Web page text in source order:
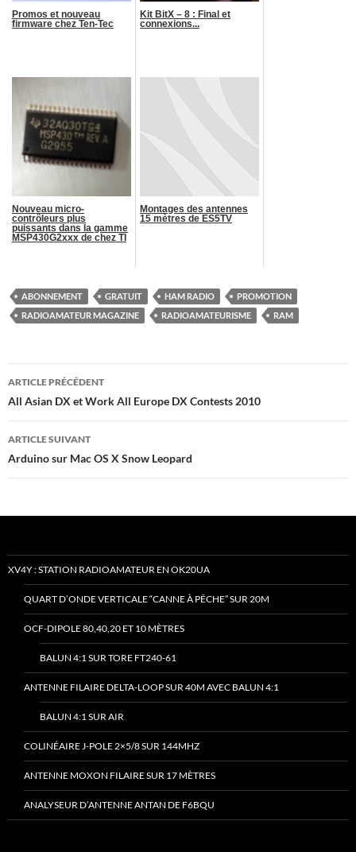
Promos et nouveau
firmware chez Ten-Tec
Kit BitX – 8 : Final et
connexions...
Nouveau micro-
contrôleurs plus
puissants dans la gamme
MSP430G2xxx de chez TI
Montages des antennes
15 mètres de ES5TV
ABONNEMENT GRATUIT HAM RADIO
PROMOTION
RADIOAMATEUR MAGAZINE
RADIOAMATEURISME RAM
Navigation
des
articles
ARTICLE PRÉCÉDENT
All Asian DX et Work All Europe DX Contests 2010
ARTICLE SUIVANT
Arduino sur Mac OS X Snow Leopard
XV4Y : STATION RADIOAMATEUR EN OK20UA
QUART D’ONDE VERTICALE “CANNE À PÊCHE” SUR 20M
OCF-DIPOLE 80,40,20 ET 10 MÈTRES
BALUN 4:1 SUR TORE FT240-61
ANTENNE FILAIRE DELTA-LOOP SUR 40M AVEC BALUN 4:1
BALUN 4:1 SUR AIR
COLINÉAIRE J-POLE 2×5/8 SUR 144MHZ
ANTENNE MOXON FILAIRE SUR 17 MÈTRES
ANALYSEUR D’ANTENNE ANTAN DE F6BQU